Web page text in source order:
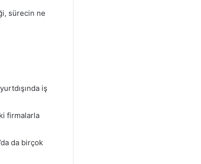
sürecin ne
iş
firmalarla
da birçok